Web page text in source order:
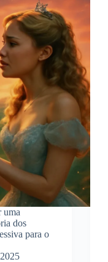
uma
dos
para o